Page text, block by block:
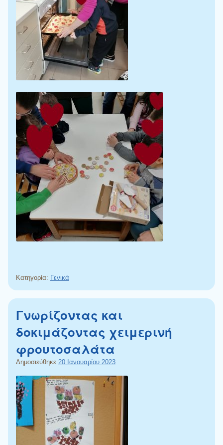
Κατηγορία: Γενικά
Γνωρίζοντας και
δοκιμάζοντας χειμερινή
φρουτοσαλάτα
Δημοσιεύθηκε 20 Ιανουαρίου 2023